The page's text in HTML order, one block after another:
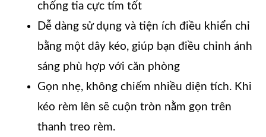
chống tia cực tím tốt
Dễ dàng sử dụng và tiện ích điều khiển chỉ
bằng một dây kéo, giúp bạn điều chỉnh ánh
sáng phù hợp với căn phòng
Gọn nhẹ, không chiếm nhiều diện tích. Khi
kéo rèm lên sẽ cuộn tròn nằm gọn trên
thanh treo rèm.